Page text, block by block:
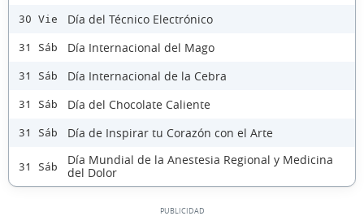
30 Vie Día del Técnico Electrónico
31 Sáb Día Internacional del Mago
31 Sáb Día Internacional de la Cebra
31 Sáb Día del Chocolate Caliente
31 Sáb Día de Inspirar tu Corazón con el Arte
31 Sáb
Día Mundial de la Anestesia Regional y Medicina
del Dolor